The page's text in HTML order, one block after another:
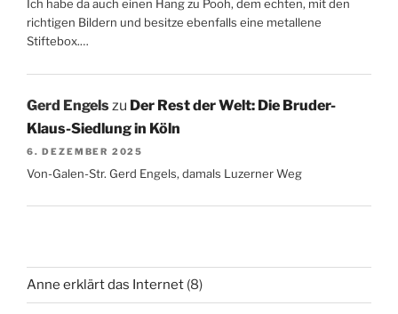
Ich habe da auch einen Hang zu Pooh, dem echten, mit den
richtigen Bildern und besitze ebenfalls eine metallene
Stiftebox.…
Gerd Engelszu Der Rest der Welt: Die Bruder-
Klaus-Siedlung in Köln
6. DEZEMBER 2025
Von-Galen-Str. Gerd Engels, damals Luzerner Weg
Anne erklärt das Internet (8)